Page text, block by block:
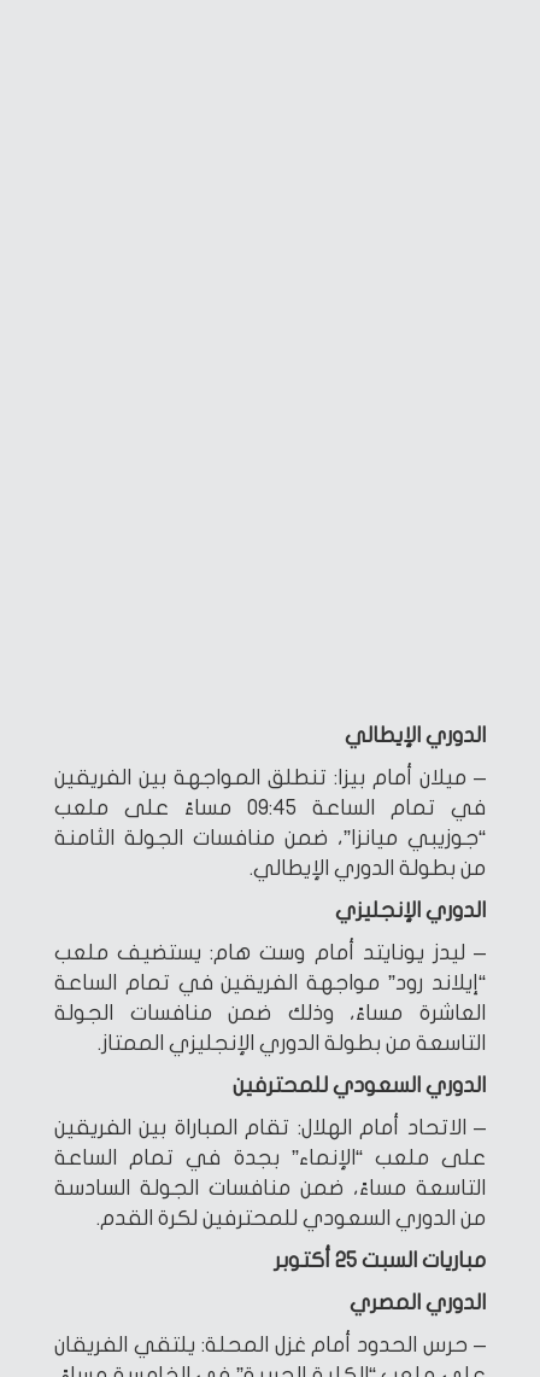
الدوري الإيطالي
– ميلان أمام بيزا: تنطلق المواجهة بين الفريقين
في تمام الساعة 09:45 مساءً على ملعب
“جوزيبي ميانزا”، ضمن منافسات الجولة الثامنة
من بطولة الدوري الإيطالي.
الدوري الإنجليزي
– ليدز يونايتد أمام وست هام: يستضيف ملعب
“إيلاند رود” مواجهة الفريقين في تمام الساعة
العاشرة مساءً، وذلك ضمن منافسات الجولة
التاسعة من بطولة الدوري الإنجليزي الممتاز.
الدوري السعودي للمحترفين
– الاتحاد أمام الهلال: تقام المباراة بين الفريقين
على ملعب “الإنماء” بجدة في تمام الساعة
التاسعة مساءً، ضمن منافسات الجولة السادسة
من الدوري السعودي للمحترفين لكرة القدم.
مباريات السبت 25 أكتوبر
الدوري المصري
– حرس الحدود أمام غزل المحلة: يلتقي الفريقان